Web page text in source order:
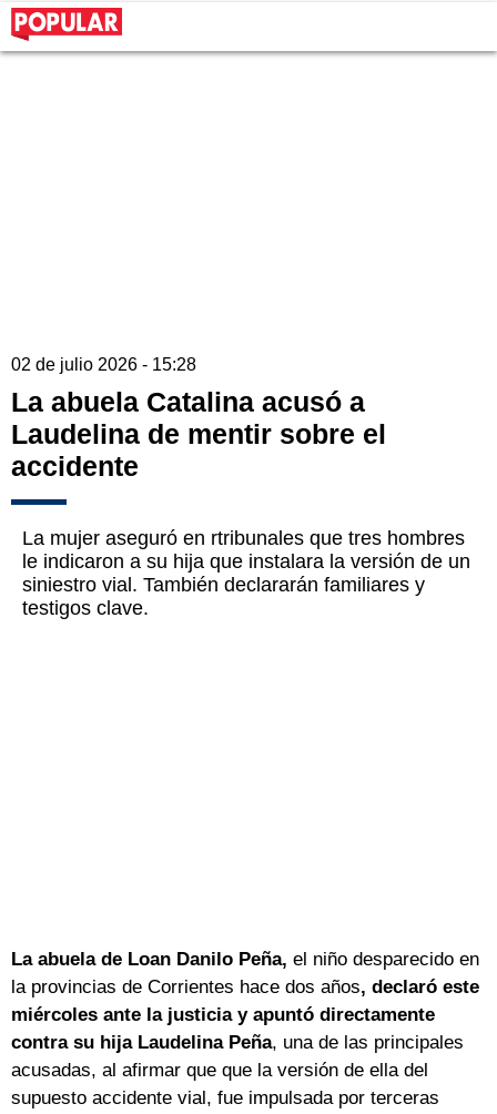
02 de julio 2026 - 15:28
La abuela Catalina acusó a
Laudelina de mentir sobre el
accidente
La mujer aseguró en rtribunales que tres hombres
le indicaron a su hija que instalara la versión de un
siniestro vial. También declararán familiares y
testigos clave.
La abuela de Loan Danilo Peña, el niño desparecido en
la provincias de Corrientes hace dos años, declaró este
miércoles ante la justicia y apuntó directamente
contra su hija Laudelina Peña, una de las principales
acusadas, al afirmar que que la versión de ella del
supuesto accidente vial, fue impulsada por terceras